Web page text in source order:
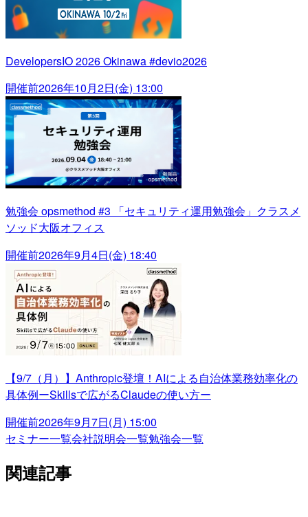
DevelopersIO 2026 Okinawa #devio2026
開催前2026年10月2日(金) 13:00
勉強会 opsmethod #3 「セキュリティ運用勉強会」クラスメ
ソッド大阪オフィス
開催前2026年9月4日(金) 18:40
【9/7（月）】Anthropic登壇！AIによる自治体業務効率化の
具体例ーSkillsで広がるClaudeの使い方ー
開催前2026年9月7日(月) 15:00
セミナー一覧会社説明会一覧勉強会一覧
関連記事